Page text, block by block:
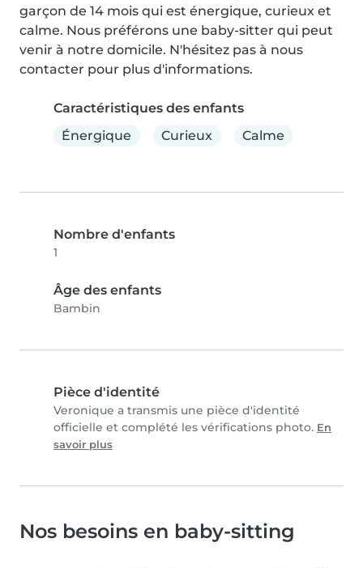
garçon de 14 mois qui est énergique, curieux et
calme. Nous préférons une baby-sitter qui peut
venir à notre domicile. N'hésitez pas à nous
contacter pour plus d'informations.
Caractéristiques des enfants
Énergique
Curieux Calme
Nombre d'enfants
1
Âge des enfants
Bambin
Pièce d'identité
Veronique a transmis une pièce d'identité
officielle et complété les vérifications photo. En
savoir plus
Nos besoins en baby-sitting